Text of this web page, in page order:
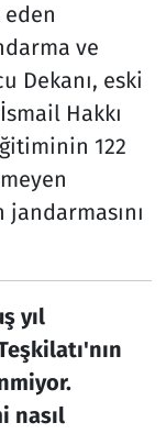
eden
ve
Dekanı, eski
Hakkı
122
jandarmasını
yıl
nasıl